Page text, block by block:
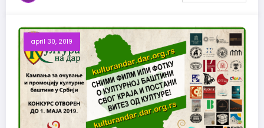
april 30, 2019